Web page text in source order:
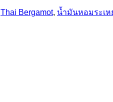
Thai Bergamot, น้ำมันหอมระเห